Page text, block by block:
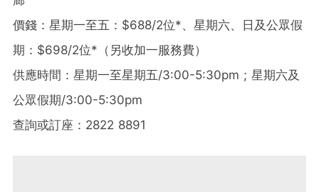
價錢：星期一至五：$688/2位*、星期六、日及公眾假
期：$698/2位*（另收加一服務費）
供應時間：星期一至星期五/3:00-5:30pm ; 星期六及
公眾假期/3:00-5:30pm
查詢或訂座：2822 8891